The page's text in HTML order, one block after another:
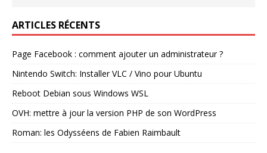
ARTICLES RÉCENTS
Page Facebook : comment ajouter un administrateur ?
Nintendo Switch: Installer VLC / Vino pour Ubuntu
Reboot Debian sous Windows WSL
OVH: mettre à jour la version PHP de son WordPress
Roman: les Odysséens de Fabien Raimbault